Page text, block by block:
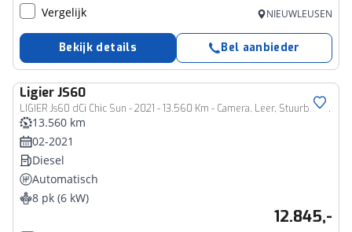
Vergelijk NIEUWLEUSEN
Bekijk details Bel aanbieder
LigierJS60
LIGIER Js60 dCi Chic Sun - 2021 - 13.560 Km - Camera, Leer, Stuurbekrachtiging
13.560 km
02-2021
Diesel
Automatisch
8 pk (6 kW)
12.845,-